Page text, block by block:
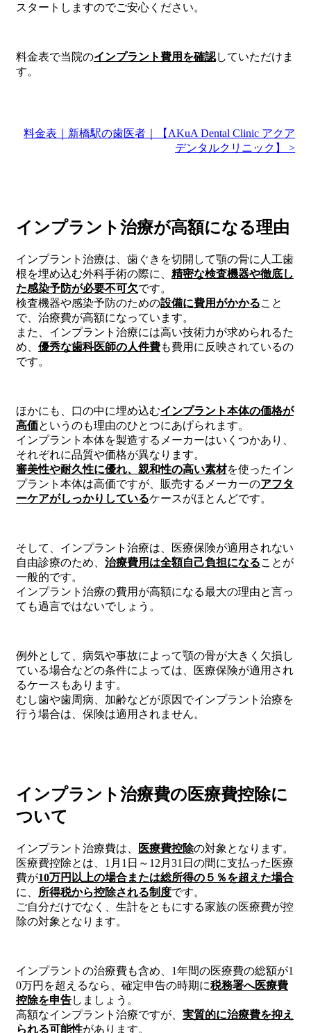
スタートしますのでご安心ください。
料金表で当院のインプラント費用を確認していただけま
す。
料金表｜新橋駅の歯医者｜【AKuA Dental Clinic アクア
デンタルクリニック】 >
インプラント治療が高額になる理由
インプラント治療は、歯ぐきを切開して顎の骨に人工歯
根を埋め込む外科手術の際に、 精密な検査機器や徹底し
た感染予防が必要不可欠です。
検査機器や感染予防のための設備に費用がかかること
で、治療費が高額になっています。
また、インプラント治療には高い技術力が求められるた
め、 優秀な歯科医師の人件費も費用に反映されているの
です。
ほかにも、口の中に埋め込むインプラント本体の価格が
高価というのも理由のひとつにあげられます。
インプラント本体を製造するメーカーはいくつかあり、
それぞれに品質や価格が異なります。
審美性や耐久性に優れ、親和性の高い素材を使ったイン
プラント本体は高価ですが、販売するメーカーのアフタ
ーケアがしっかりしているケースがほとんどです。
そして、インプラント治療は、医療保険が適用されない
自由診療のため、 治療費用は全額自己負担になることが
一般的です。
インプラント治療の費用が高額になる最大の理由と言っ
ても過言ではないでしょう。
例外として、病気や事故によって顎の骨が大きく欠損し
ている場合などの条件によっては、医療保険が適用され
るケースもあります。
むし歯や歯周病、加齢などが原因でインプラント治療を
行う場合は、保険は適用されません。
インプラント治療費の医療費控除に
ついて
インプラント治療費は、 医療費控除の対象となります。
医療費控除とは、1月1日～12月31日の間に支払った医療
費が10万円以上の場合または総所得の５％を超えた場合
に、 所得税から控除される制度です。
ご自分だけでなく、生計をともにする家族の医療費が控
除の対象となります。
インプラントの治療費も含め、1年間の医療費の総額が1
0万円を超えるなら、確定申告の時期に税務署へ医療費
控除を申告しましょう。
高額なインプラント治療ですが、 実質的に治療費を抑え
られる可能性があります。